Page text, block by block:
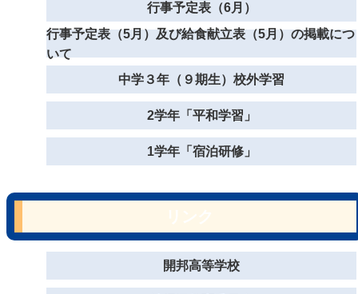
行事予定表（6月）
行事予定表（5月）及び給食献立表（5月）の掲載につ
いて
中学３年（９期生）校外学習
2学年「平和学習」
1学年「宿泊研修」
開邦高等学校